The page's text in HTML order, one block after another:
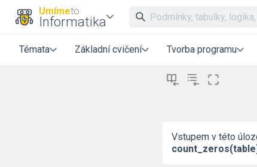
Umímeto
Informatika
Témata Základní cvičení Tvorba programu
Vstupem v této